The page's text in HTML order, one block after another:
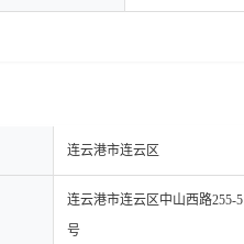
连云港市连云区
连云港市连云区中山西路255-5
号